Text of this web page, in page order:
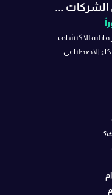
...
للاكتشاف
الاصطناعي